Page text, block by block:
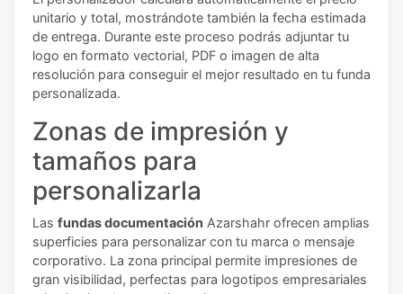
unitario y total, mostrándote también la fecha estimada
de entrega. Durante este proceso podrás adjuntar tu
logo en formato vectorial, PDF o imagen de alta
resolución para conseguir el mejor resultado en tu funda
personalizada.
Zonas de impresión y
tamaños para
personalizarla
Las fundas documentación Azarshahr ofrecen amplias
superficies para personalizar con tu marca o mensaje
corporativo. La zona principal permite impresiones de
gran visibilidad, perfectas para logotipos empresariales